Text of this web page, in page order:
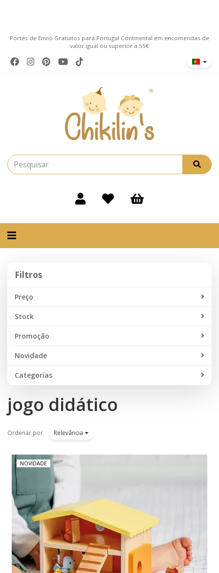
Portes de Envio Gratuitos para Portugal Continental em encomendas de
valor igual ou superior a 55€
Alternar
Filtros
Preço
Stock
Promoção
Novidade
Categorias
jogo didático
Ordenar por Relevância
NOVIDADE